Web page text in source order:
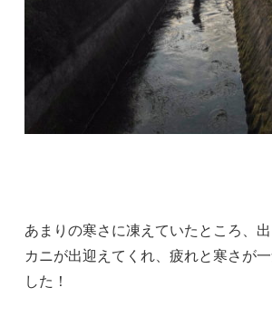
あまりの寒さに凍えていたところ、
カニが出迎えてくれ、疲れと寒さが
した！